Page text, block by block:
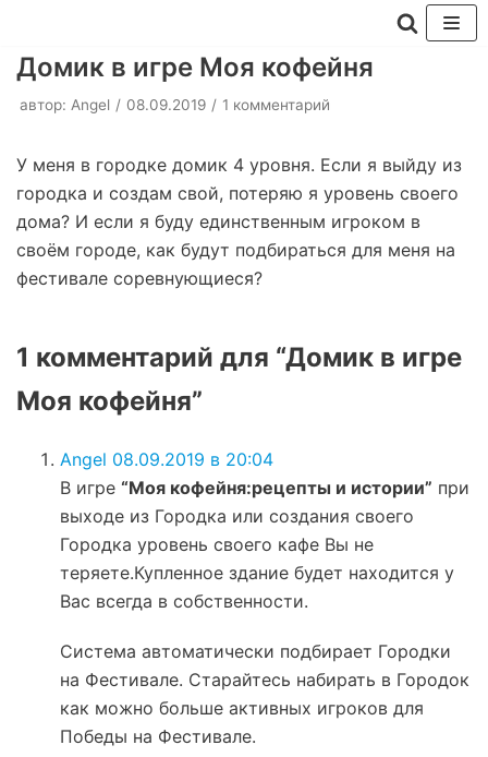
Перейти
содержимому
Домик в игре Моя кофейня
автор: Angel 08.09.2019 1 комментарий
У меня в городке домик 4 уровня. Если я выйду из
городка и создам свой, потеряю я уровень своего
дома? И если я буду единственным игроком в
своём городе, как будут подбираться для меня на
фестивале соревнующиеся?
1 комментарий для “Домик в игре
Моя кофейня”
Angel 08.09.2019 в 20:04
В игре “Моя кофейня:рецепты и истории” при
выходе из Городка или создания своего
Городка уровень своего кафе Вы не
теряете.Купленное здание будет находится у
Вас всегда в собственности.
Система автоматически подбирает Городки
на Фестивале. Старайтесь набирать в Городок
как можно больше активных игроков для
Победы на Фестивале.